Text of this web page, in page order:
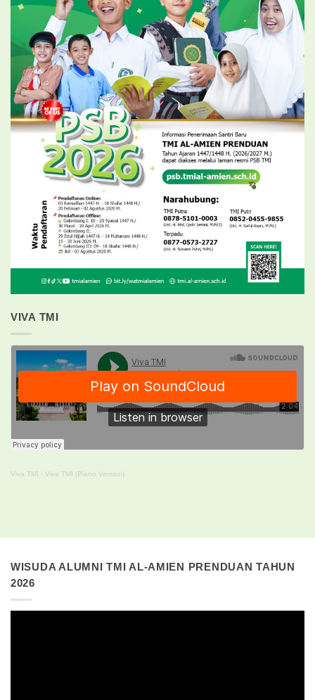
VIVA TMI
Viva TMI · Viva TMI (Piano Version)
WISUDA ALUMNI TMI AL-AMIEN PRENDUAN TAHUN
2026